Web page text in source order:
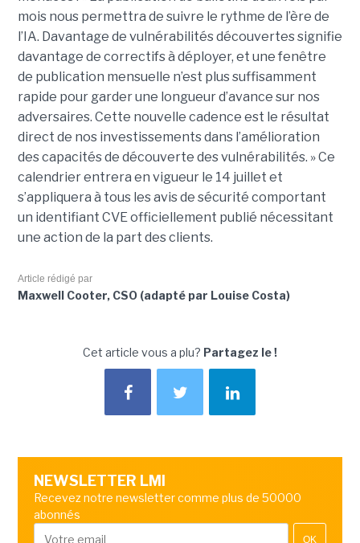
mois nous permettra de suivre le rythme de l’ère de
l’IA. Davantage de vulnérabilités découvertes signifie
davantage de correctifs à déployer, et une fenêtre
de publication mensuelle n’est plus suffisamment
rapide pour garder une longueur d’avance sur nos
adversaires. Cette nouvelle cadence est le résultat
direct de nos investissements dans l’amélioration
des capacités de découverte des vulnérabilités. » Ce
calendrier entrera en vigueur le 14 juillet et
s’appliquera à tous les avis de sécurité comportant
un identifiant CVE officiellement publié nécessitant
une action de la part des clients.
Article rédigé par
Maxwell Cooter, CSO (adapté par Louise Costa)
Cet article vous a plu? Partagez le !
NEWSLETTER LMI
Recevez notre newsletter comme plus de 50000
abonnés
OK